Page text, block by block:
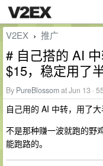
V2EX › 推广
# 自己搭的 AI
$15，稳定用了
By PureBlossomat Jun 13 ·
自己用的 AI 中转，用了
不是那种赚一波就跑的野
能跑路的。